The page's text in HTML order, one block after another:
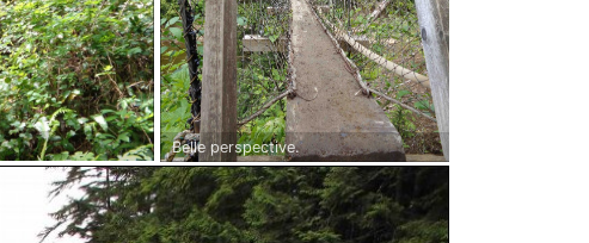
Belle perspective.